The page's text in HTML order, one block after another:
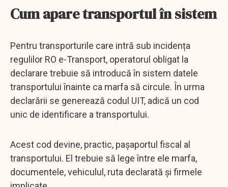
Cum apare transportul în sistem
Pentru transporturile care intră sub incidența
regulilor RO e-Transport, operatorul obligat la
declarare trebuie să introducă în sistem datele
transportului înainte ca marfa să circule. În urma
declarării se generează codul UIT, adică un cod
unic de identificare a transportului.
Acest cod devine, practic, pașaportul fiscal al
transportului. El trebuie să lege între ele marfa,
documentele, vehiculul, ruta declarată și firmele